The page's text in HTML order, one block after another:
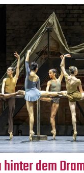
hinter dem